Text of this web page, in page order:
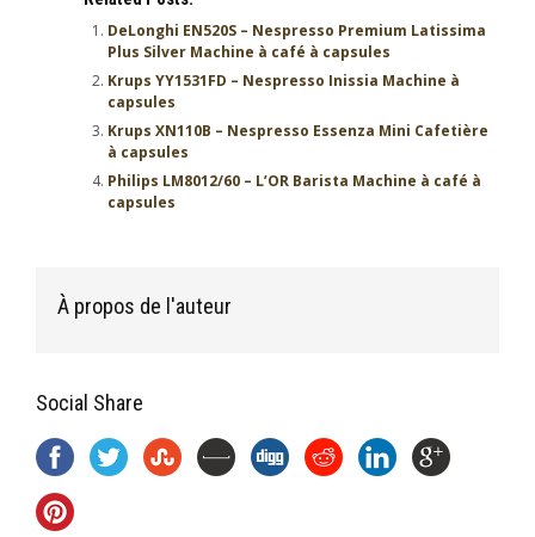
DeLonghi EN520S – Nespresso Premium Latissima
Plus Silver Machine à café à capsules
Krups YY1531FD – Nespresso Inissia Machine à
capsules
Krups XN110B – Nespresso Essenza Mini Cafetière
à capsules
Philips LM8012/60 – L’OR Barista Machine à café à
capsules
À propos de l'auteur
Social Share